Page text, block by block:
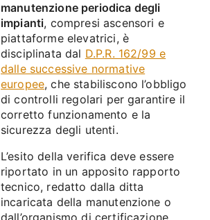
manutenzione periodica degli
impianti, compresi ascensori e
piattaforme elevatrici, è
disciplinata dal D.P.R. 162/99 e
dalle successive normative
europee, che stabiliscono l’obbligo
di controlli regolari per garantire il
corretto funzionamento e la
sicurezza degli utenti.
L’esito della verifica deve essere
riportato in un apposito rapporto
tecnico, redatto dalla ditta
incaricata della manutenzione o
dall’organismo di certificazione